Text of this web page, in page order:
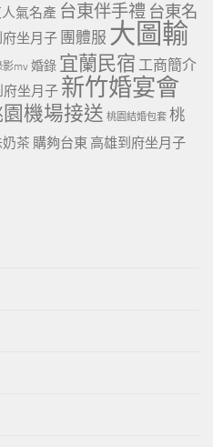
氣名產 台東伴手禮 台東名
坐月子 團體服 大圖輸
影mv 婚錄 宜蘭民宿 工商簡介
府坐月子 新竹婚宴會
機場接送 桃園結婚包套 桃
茶 購夠台東 高雄到府坐月子